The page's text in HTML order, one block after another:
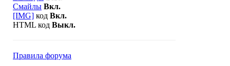
Смайлы Вкл.
[IMG] код Вкл.
HTML код Выкл.
Правила форума